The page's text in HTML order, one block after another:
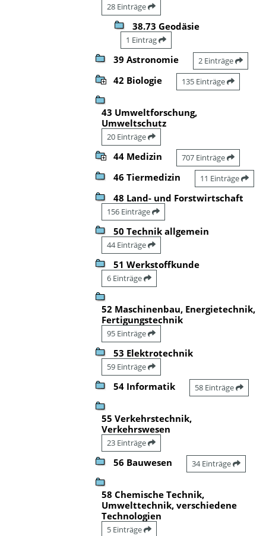
28 Einträge
38.73 Geodäsie
1 Eintrag
39 Astronomie 2 Einträge
42 Biologie 135 Einträge
43 Umweltforschung,
Umweltschutz
20 Einträge
44 Medizin 707 Einträge
46 Tiermedizin 11 Einträge
48 Land- und Forstwirtschaft
156 Einträge
50 Technik allgemein
44 Einträge
51 Werkstoffkunde
6 Einträge
52 Maschinenbau, Energietechnik,
Fertigungstechnik
95 Einträge
53 Elektrotechnik
59 Einträge
54 Informatik 58 Einträge
55 Verkehrstechnik,
Verkehrswesen
23 Einträge
56 Bauwesen 34 Einträge
58 Chemische Technik,
Umwelttechnik, verschiedene
Technologien
5 Einträge